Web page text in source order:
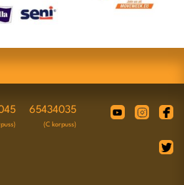
65434035
(C korpuss)